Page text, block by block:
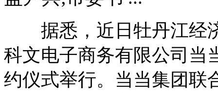
据悉，近日牡丹江经
科文电子商务有限公司当
约仪式举行。当当集团联